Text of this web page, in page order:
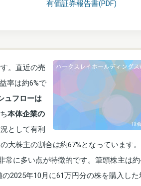
有価証券報告書(PDF)
。直近の売
率は約6%で
ュフローは
本体企業の
として有利
大株主の割合は約67%となっています
常に多い点が特徴的です。筆頭株主は約
2025年10月に61万円分の株を購入した